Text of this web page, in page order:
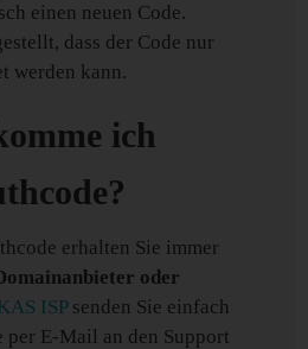
einen neuen Code.
dass der Code nur
werden kann.
ich
erhalten Sie immer
oder
ISPsenden Sie einfach
per E-Mail an den Support